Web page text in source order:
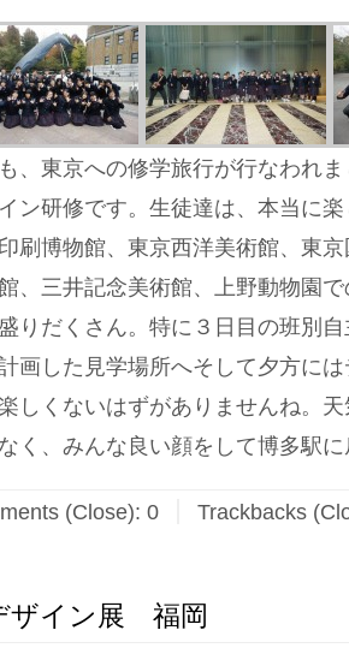
、東京への修学旅行が行なわれ
ン研修です。生徒達は、本当に
刷博物館、東京西洋美術館、東
、三井記念美術館、上野動物園
りだくさん。特に３日目の班別
画した見学場所へそして夕方に
しくないはずがありませんね。
く、みんな良い顔をして博多駅
(Close): 0 Trackbacks
イン展 福岡